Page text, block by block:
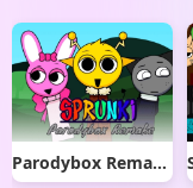
Parodybox Remake